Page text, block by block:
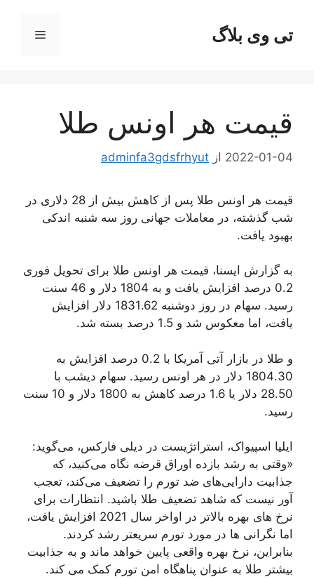
محتواتی وی بلاگ فهرست
قیمت هر اونس طلا
2022-01-04 از adminfa3gdsfrhyut
قیمت هر اونس طلا پس از کاهش بیش از 28 دلاری در
شب گذشته، در معاملات جهانی روز سه شنبه اندکی
بهبود یافت.
به گزارش ایسنا، قیمت هر اونس طلا برای تحویل فوری
0.2 درصد افزایش یافت و به 1804 دلار و 46 سنت
رسید. سهام در روز دوشنبه 1831.62 دلار افزایش
یافت، اما معکوس شد و 1.5 درصد بسته شد.
و طلا در بازار آتی آمریکا با 0.2 درصد افزایش به
1804.30 دلار در هر اونس رسید. سهام دیشب با
28.50 دلار یا 1.6 درصد کاهش به 1800 دلار و 10 سنت
رسید.
ایلیا اسپیواک، استراتژیست در دیلی فارکس، می‌گوید:
«وقتی به رشد بازده اوراق قرضه نگاه می‌کنید، که
جذابیت دارایی‌های ضد تورم را تضعیف می‌کند، تعجب
آور نیست که شاهد تضعیف طلا باشید. انتظارات برای
نرخ های بهره بالاتر در اواخر سال 2021 افزایش یافت،
اما نگرانی ها در مورد تورم سریعتر رشد کردند.
بنابراین، نرخ بهره واقعی پایین خواهد ماند و به جذابیت
بیشتر طلا به عنوان پناهگاه امن تورم کمک می کند.